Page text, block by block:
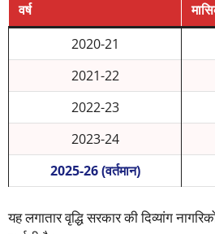
वर्ष
2020-21
2021-22
2022-23
2023-24
2025-26 (वर्तमान)
यह लगातार वृद्धि सरकार की दिव्यांग